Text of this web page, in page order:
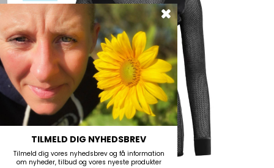
TILMELD DIG NYHEDSBREV
Tilmeld dig vores nyhedsbrev og få information
om nyheder, tilbud og vores nyeste produkter